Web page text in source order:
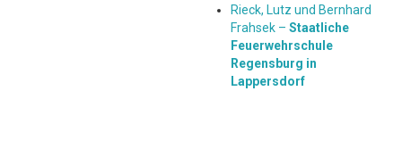
Rieck, Lutz und Bernhard
Frahsek –Staatliche
Feuerwehrschule
Regensburg in
Lappersdorf